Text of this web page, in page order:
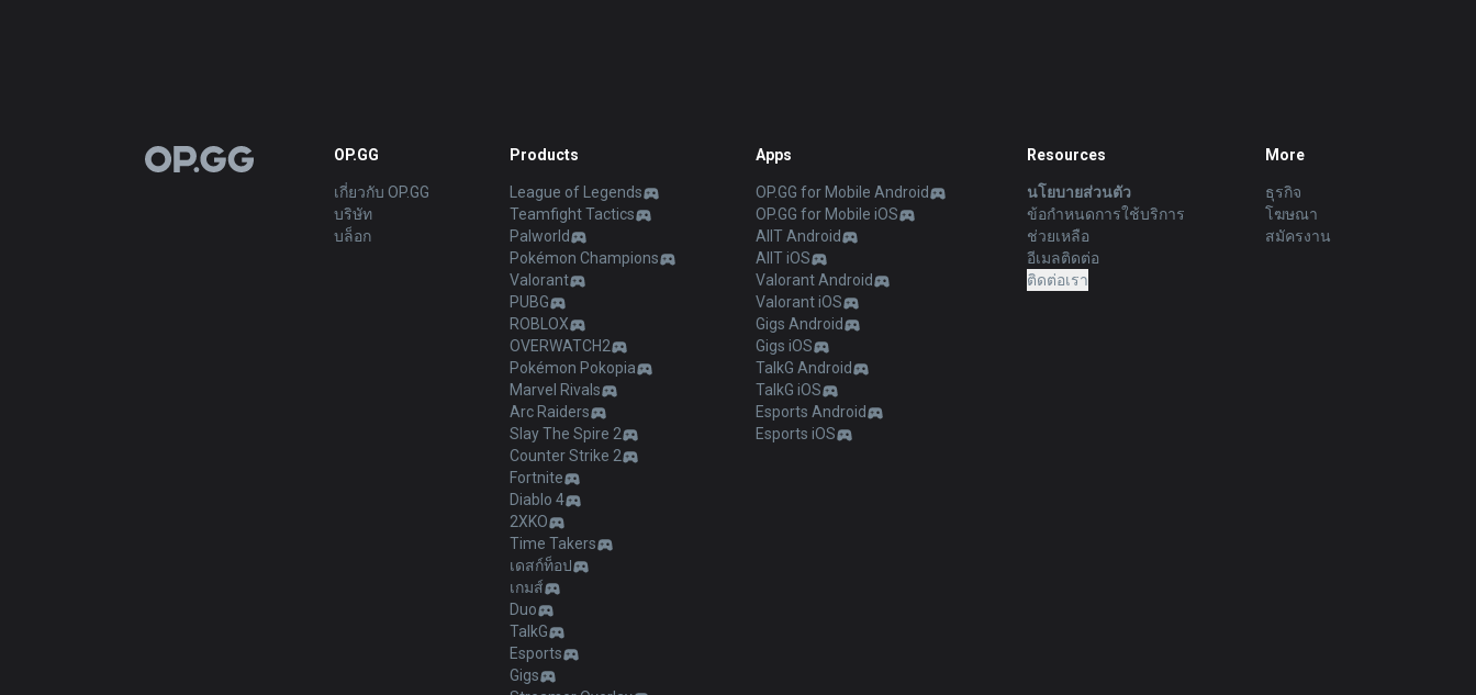
OP.GG OP.GG
เกี่ยวกับ OP.GG
บริษัท
บล็อก
Products
League of Legends
Teamfight Tactics
Palworld
Pokémon Champions
Valorant
PUBG
ROBLOX
OVERWATCH2
Pokémon Pokopia
Marvel Rivals
Arc Raiders
Slay The Spire 2
Counter Strike 2
Fortnite
Diablo 4
2XKO
Time Takers
เดสก์ท็อป
เกมส์
Duo
TalkG
Esports
Gigs
Apps
OP.GG for Mobile Android
OP.GG for Mobile iOS
AllT Android
AllT iOS
Valorant Android
Valorant iOS
Gigs Android
Gigs iOS
TalkG Android
TalkG iOS
Esports Android
Esports iOS
Resources
นโยบายส่วนตัว
ข้อกำหนดการใช้บริการ
ช่วยเหลือ
อีเมลติดต่อ
ติดต่อเรา
More
ธุรกิจ
โฆษณา
สมัครงาน